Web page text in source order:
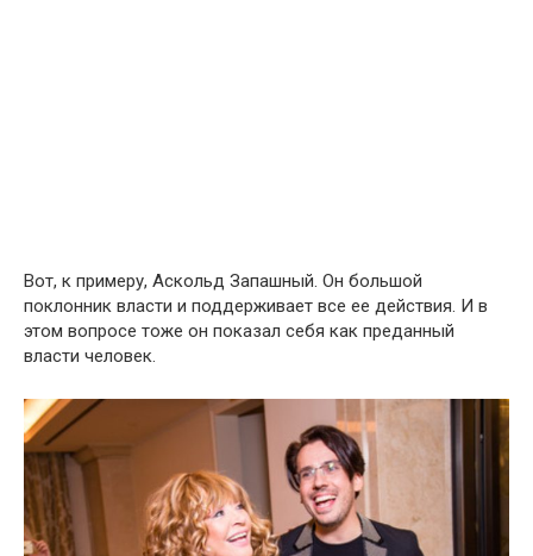
Вот, к примеру, Аскольд Запашный. Он большой
поклонник власти и поддерживает все ее действия. И в
этом вопросе тоже он показал себя как преданный
власти человек.